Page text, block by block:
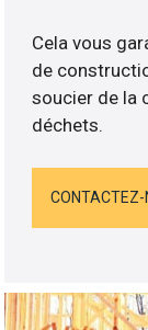
Cela vous
de
soucier de la
déchets.
CONTACTEZ-